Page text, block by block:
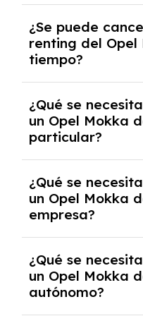
tendrás que pagar
salvo en casos que
debido al resultado
económica.
¿Se puede
renting del Opel
tiempo?
pero puede haber
cancelación
las condiciones del
experto que te
¿Qué se
un Opel Mokka
particular?
y, en algunos
crediticia y un pago
¿Qué se
un Opel Mokka
empresa?
documentación
casos, un informe
y un pago inicial.
¿Qué se
un Opel Mokka
autónomo?